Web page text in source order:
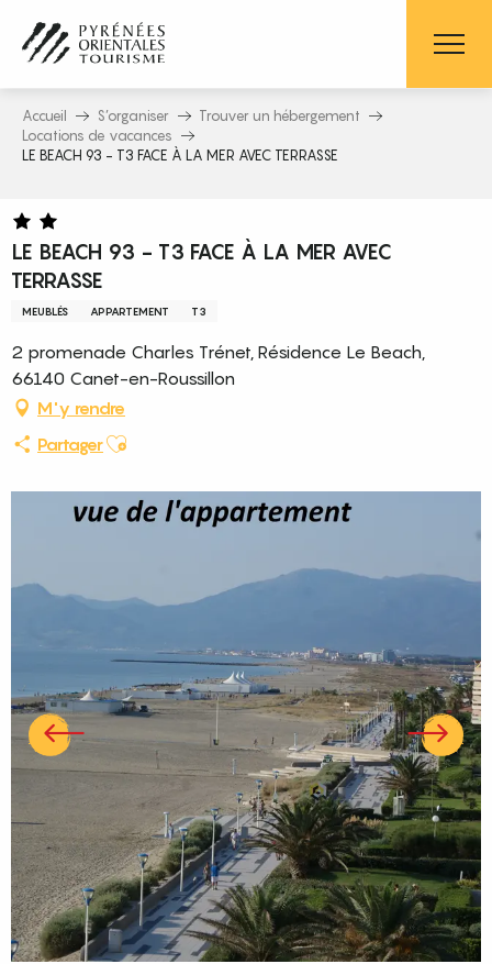
contenu
principal
Accueil S’organiser
Trouver un hébergement
Locations de vacances
LE BEACH 93 - T3 FACE À LA MER AVEC TERRASSE
LE BEACH 93 - T3 FACE À LA MER AVEC
TERRASSE
MEUBLÉS APPARTEMENT T3
2 promenade Charles Trénet, Résidence Le Beach,
66140 Canet-en-Roussillon
M'y rendre
PartagerAjouter aux favoris